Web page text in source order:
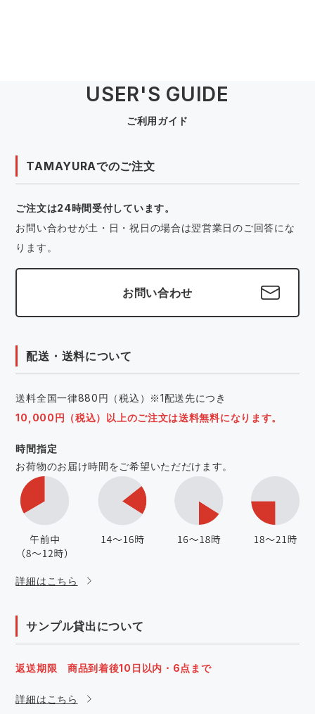
USER'S GUIDE
ご利用ガイド
TAMAYURAでのご注文
ご注文は24時間受付しています。
お問い合わせが土・日・祝日の場合は翌営業日のご回答にな
ります。
お問い合わせ
配送・送料について
送料全国一律880円（税込）※1配送先につき
10,000円（税込）以上のご注文は送料無料になります。
時間指定
お荷物のお届け時間をご希望いただだけます。
詳細はこちら
サンプル貸出について
返送期限 商品到着後10日以内・6点まで
詳細はこちら